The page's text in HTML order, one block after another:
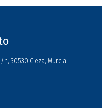
n, 30530 Cieza, Murcia